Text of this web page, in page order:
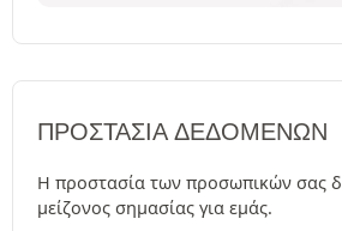
ΠΡΟΣΤΑΣΊΑ ΔΕΔΟΜΈΝΩΝ
Η προστασία των προσωπικών σας
μείζονος σημασίας για εμάς.